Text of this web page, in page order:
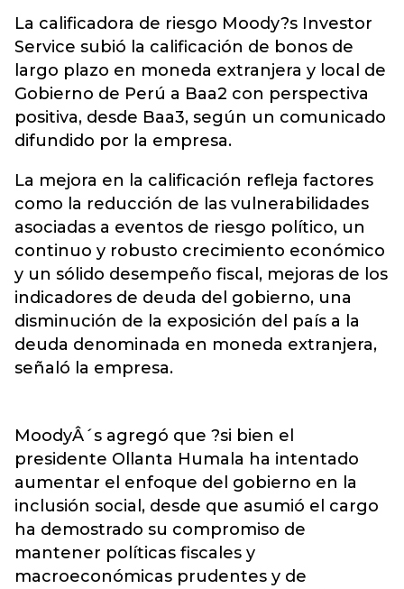
La calificadora de riesgo Moody?s Investor
Service subió la calificación de bonos de
largo plazo en moneda extranjera y local de
Gobierno de Perú a Baa2 con perspectiva
positiva, desde Baa3, según un comunicado
difundido por la empresa.
La mejora en la calificación refleja factores
como la reducción de las vulnerabilidades
asociadas a eventos de riesgo político, un
continuo y robusto crecimiento económico
y un sólido desempeño fiscal, mejoras de los
indicadores de deuda del gobierno, una
disminución de la exposición del país a la
deuda denominada en moneda extranjera,
señaló la empresa.
MoodyÂ´s agregó que ?si bien el
presidente Ollanta Humala ha intentado
aumentar el enfoque del gobierno en la
inclusión social, desde que asumió el cargo
ha demostrado su compromiso de
mantener políticas fiscales y
macroeconómicas prudentes y de